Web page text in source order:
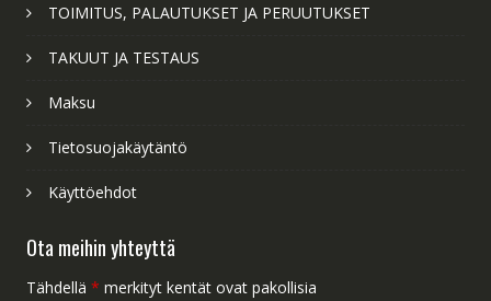
TOIMITUS, PALAUTUKSET JA PERUUTUKSET
TAKUUT JA TESTAUS
Maksu
Tietosuojakäytäntö
Käyttöehdot
Ota meihin yhteyttä
Tähdellä * merkityt kentät ovat pakollisia